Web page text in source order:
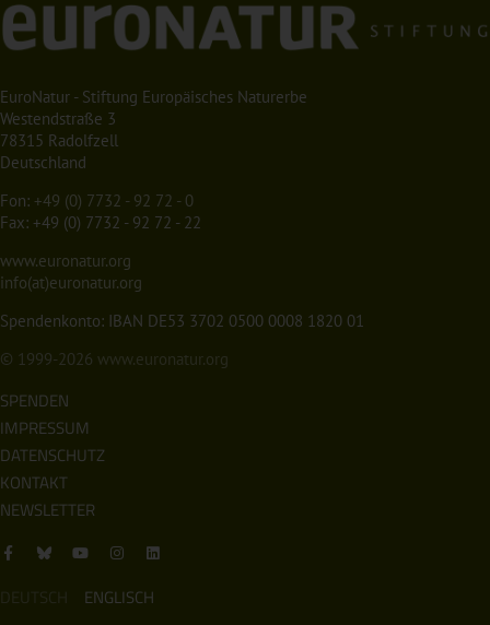
EuroNatur - Stiftung Europäisches Naturerbe
Westendstraße 3
78315 Radolfzell
Deutschland
Fon: +49 (0) 7732 - 92 72 - 0
Fax: +49 (0) 7732 - 92 72 - 22
www.euronatur.org
info(at)euronatur.org
Spendenkonto: IBAN DE53 3702 0500 0008 1820 01
© 1999-2026 www.euronatur.org
SPENDEN
IMPRESSUM
DATENSCHUTZ
KONTAKT
NEWSLETTER
DEUTSCH ENGLISCH